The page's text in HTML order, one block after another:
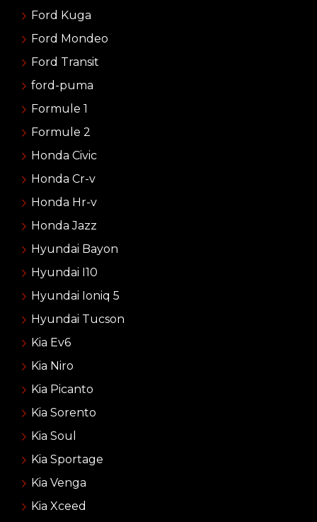
Ford Kuga
Ford Mondeo
Ford Transit
ford-puma
Formule 1
Formule 2
Honda Civic
Honda Cr-v
Honda Hr-v
Honda Jazz
Hyundai Bayon
Hyundai I10
Hyundai Ioniq 5
Hyundai Tucson
Kia Ev6
Kia Niro
Kia Picanto
Kia Sorento
Kia Soul
Kia Sportage
Kia Venga
Kia Xceed